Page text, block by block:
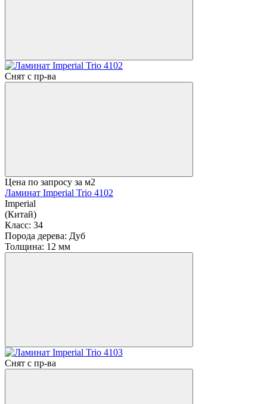
Снят с пр-ва
Цена по запросу за м2
Ламинат Imperial Trio 4102
Imperial
(Китай)
Класс: 34
Порода дерева: Дуб
Толщина: 12 мм
Снят с пр-ва